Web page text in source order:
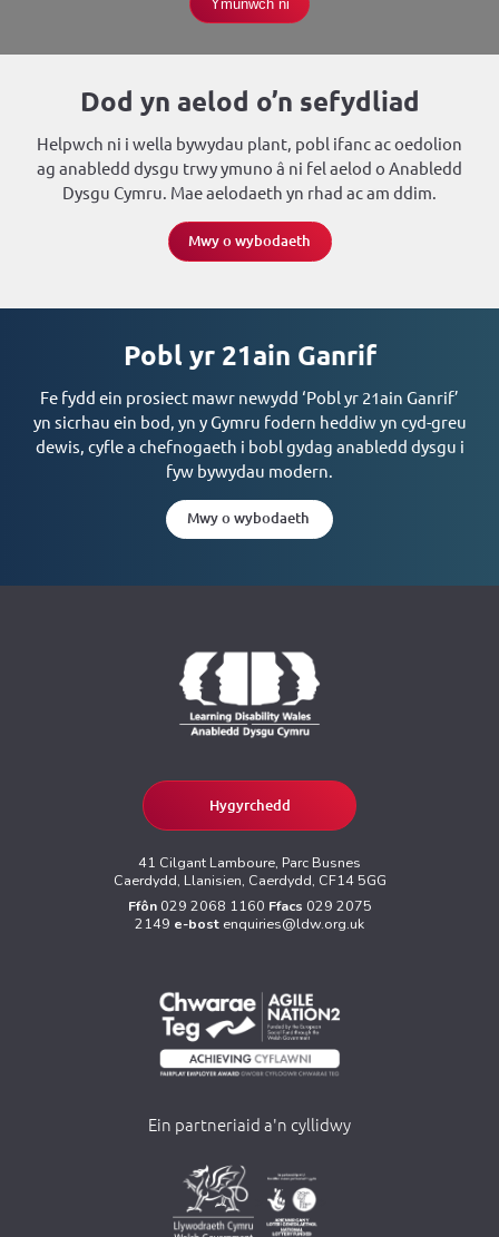
Dod yn aelod o’n sefydliad
Helpwch ni i wella bywydau plant, pobl ifanc ac oedolion
ag anabledd dysgu trwy ymuno â ni fel aelod o Anabledd
Dysgu Cymru. Mae aelodaeth yn rhad ac am ddim.
Mwy o wybodaeth
Pobl yr 21ain Ganrif
Fe fydd ein prosiect mawr newydd ‘Pobl yr 21ain Ganrif’
yn sicrhau ein bod, yn y Gymru fodern heddiw yn cyd-greu
dewis, cyfle a chefnogaeth i bobl gydag anabledd dysgu i
fyw bywydau modern.
Mwy o wybodaeth
Hygyrchedd
41 Cilgant Lamboure, Parc Busnes
Caerdydd, Llanisien, Caerdydd, CF14 5GG
Ffôn 029 2068 1160 Ffacs 029 2075
2149 e-bost enquiries@ldw.org.uk
Ein partneriaid a'n cyllidwy